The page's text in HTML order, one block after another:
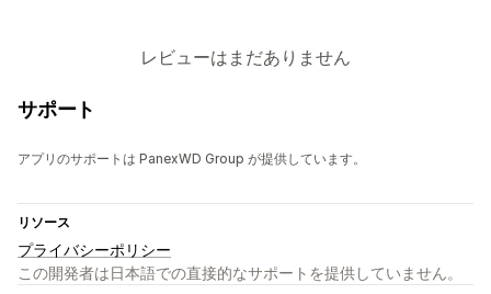
レビューはまだありません
サポート
アプリのサポートは PanexWD Group が提供しています。
リソース
プライバシーポリシー
この開発者は日本語での直接的なサポートを提供していません。